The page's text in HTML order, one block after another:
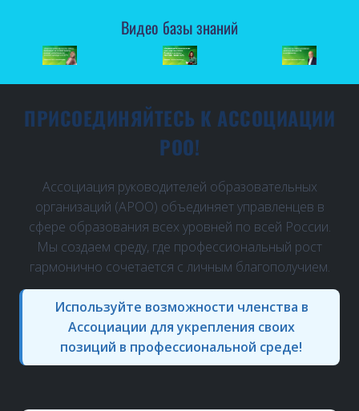
Видео базы знаний
ПРИСОЕДИНЯЙТЕСЬ К АССОЦИАЦИИ
РОО!
Ассоциация руководителей образовательных
организаций (АРОО) объединяет управленцев в
сфере образования всех уровней по всей России.
Мы создаем среду, где профессиональный рост
гармонично сочетается с личным благополучием.
Используйте возможности членства в
Ассоциации для укрепления своих
позиций в профессиональной среде!